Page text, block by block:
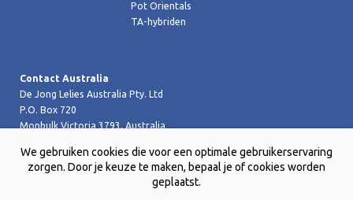
Pot Orientals
TA-hybriden
Contact Australia
De Jong Lelies Australia Pty. Ltd
P.O. Box 720
Monbulk Victoria 3793, Australia
T +61 (0)359 619 188
F +61 (0)359 619 199 joost@dejongleliesaustralia.com.au
We gebruiken cookies die voor een optimale gebruikerservaring
zorgen. Door je keuze te maken, bepaal je of cookies worden
geplaatst.